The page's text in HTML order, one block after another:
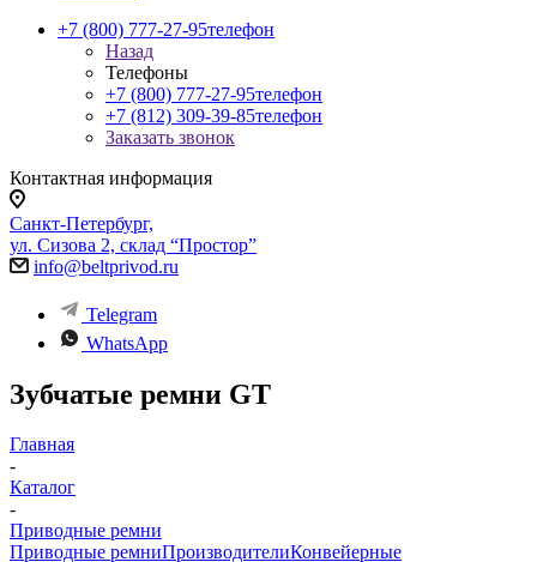
+7 (800) 777-27-95телефон
Назад
Телефоны
+7 (800) 777-27-95телефон
+7 (812) 309-39-85телефон
Заказать звонок
Контактная информация
Санкт-Петербург,
ул. Сизова 2, склад “Простор”
info@beltprivod.ru
Telegram
WhatsApp
Зубчатые ремни GT
Главная
-
Каталог
-
Приводные ремни
Приводные ремниПроизводителиКонвейерные